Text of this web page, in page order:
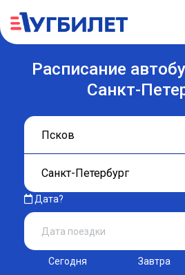
Расписание
Санкт-
Дата?
Сегодня Завтра